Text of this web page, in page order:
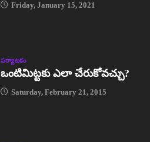
Friday, January 15, 2021
పర్యాటకం
ఒంటిమిట్టకు ఎలా చేరుకోవచ్చు?
Saturday, February 21, 2015